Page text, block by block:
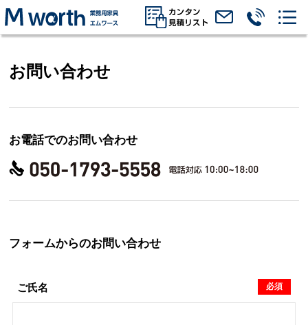
お問い合わせ
お電話でのお問い合わせ
フォームからのお問い合わせ
ご氏名 必須